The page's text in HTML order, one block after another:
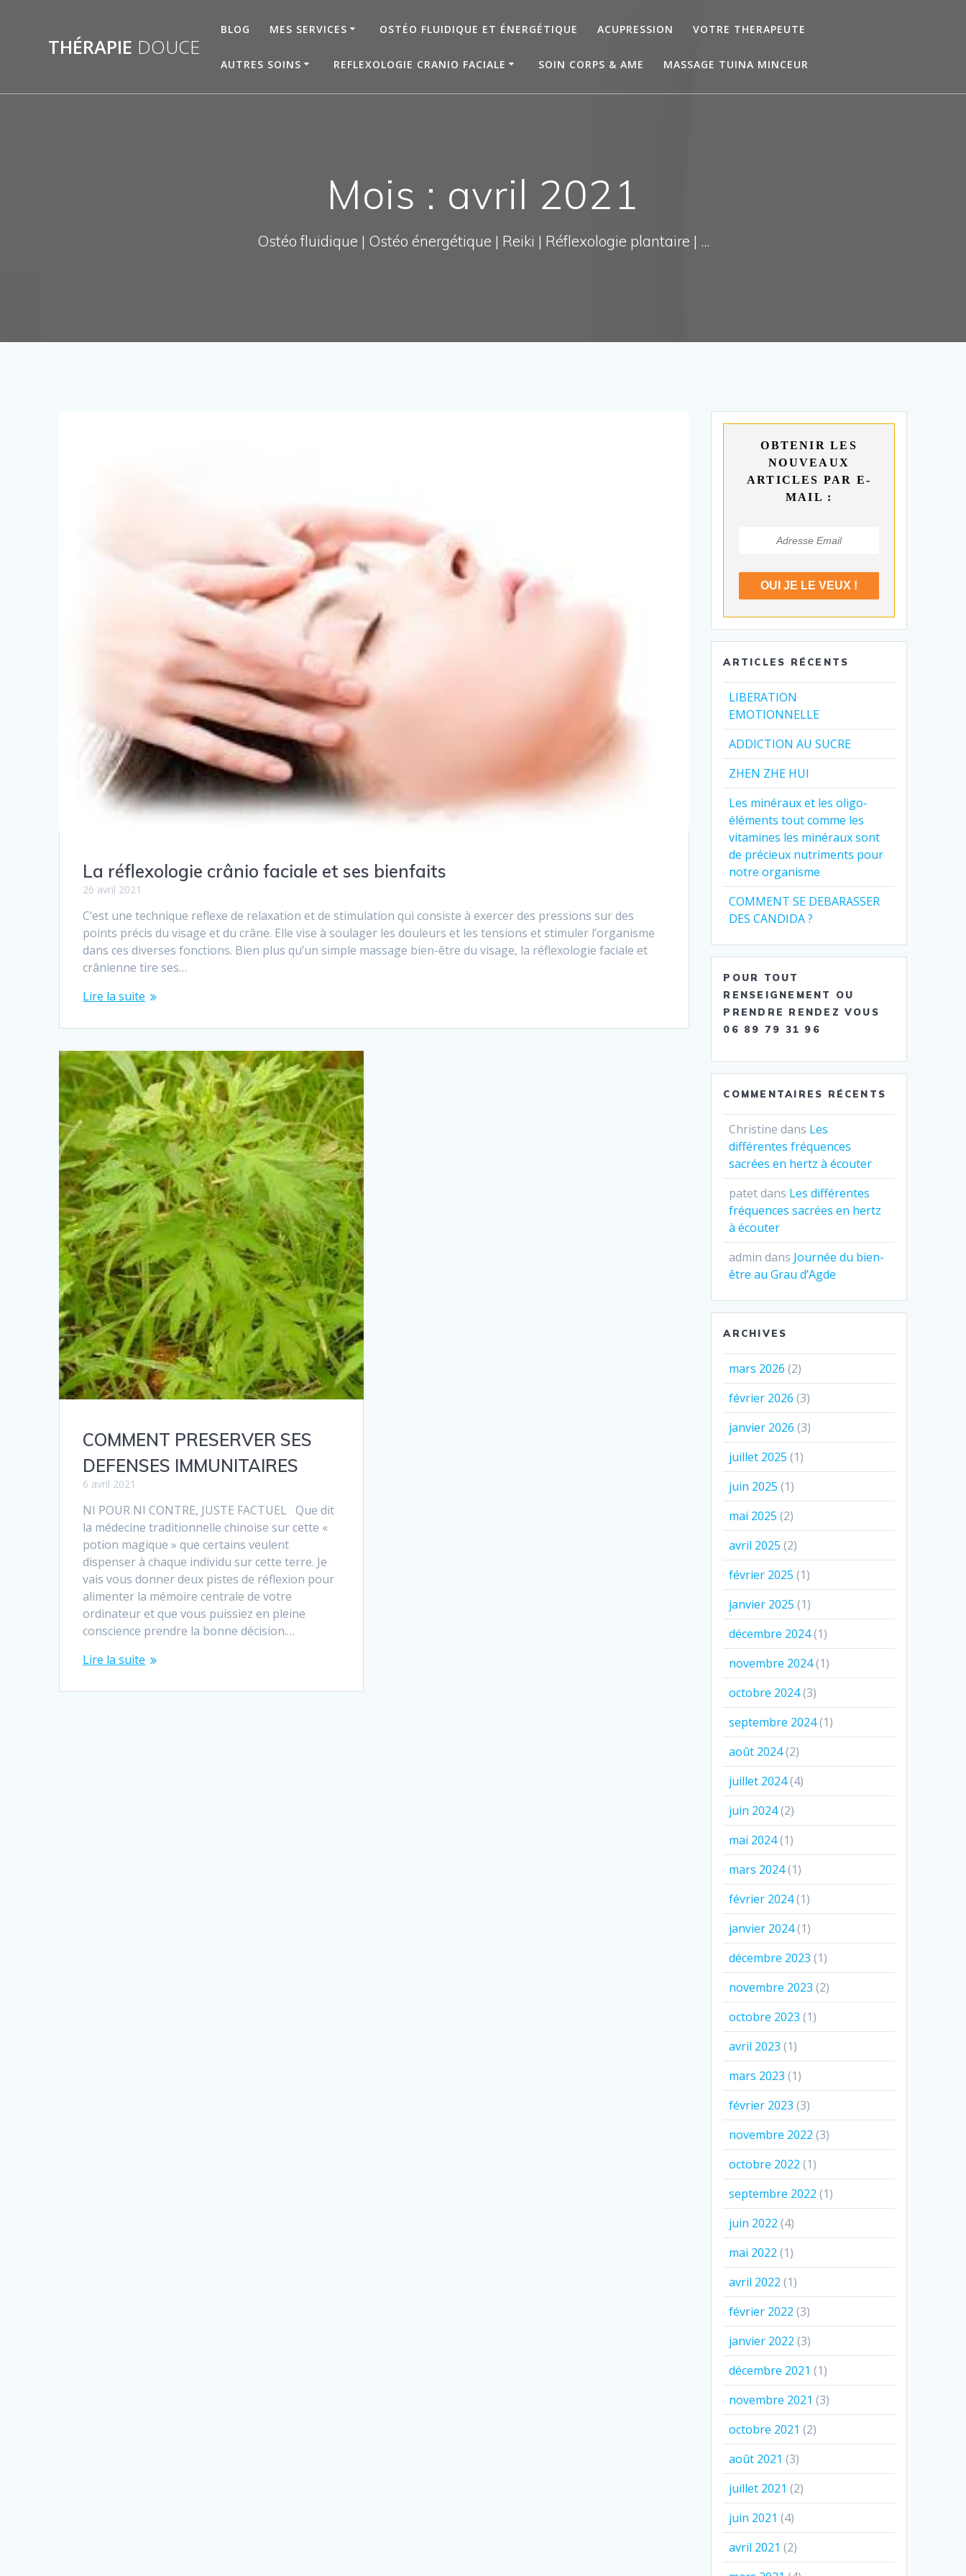
THÉRAPIE DOUCE
BLOG MES SERVICES OSTÉO FLUIDIQUE ET ÉNERGÉTIQUE ACUPRESSION VOTRE THERAPEUTE
AUTRES SOINS REFLEXOLOGIE CRANIO FACIALE SOIN CORPS & AME MASSAGE TUINA MINCEUR
Mois : avril 2021
Ostéo fluidique | Ostéo énergétique | Reiki | Réflexologie plantaire | ...
La réflexologie crânio faciale et ses bienfaits
26 avril 2021
C‘est une technique reflexe de relaxation et de stimulation qui consiste à exercer des pressions sur des
points précis du visage et du crâne. Elle vise à soulager les douleurs et les tensions et stimuler l’organisme
dans ces diverses fonctions. Bien plus qu’un simple massage bien-être du visage, la réflexologie faciale et
crânienne tire ses…
Lire la suite
COMMENT PRESERVER SES
DEFENSES IMMUNITAIRES
6 avril 2021
NI POUR NI CONTRE, JUSTE FACTUEL Que dit
la médecine traditionnelle chinoise sur cette «
potion magique » que certains veulent
dispenser à chaque individu sur cette terre. Je
vais vous donner deux pistes de réflexion pour
alimenter la mémoire centrale de votre
ordinateur et que vous puissiez en pleine
conscience prendre la bonne décision.…
Lire la suite
OBTENIR LES
NOUVEAUX
ARTICLES PAR E-
MAIL :
ARTICLES RÉCENTS
LIBERATION
EMOTIONNELLE
ADDICTION AU SUCRE
ZHEN ZHE HUI
Les minéraux et les oligo-
éléments tout comme les
vitamines les minéraux sont
de précieux nutriments pour
notre organisme
COMMENT SE DEBARASSER
DES CANDIDA ?
POUR TOUT
RENSEIGNEMENT OU
PRENDRE RENDEZ VOUS
06 89 79 31 96
COMMENTAIRES RÉCENTS
Christine dans Les
différentes fréquences
sacrées en hertz à écouter
patetdans Les différentes
fréquences sacrées en hertz
à écouter
admin dans Journée du bien-
être au Grau d’Agde
ARCHIVES
mars 2026 (2)
février 2026 (3)
janvier 2026 (3)
juillet 2025 (1)
juin 2025 (1)
mai 2025 (2)
avril 2025 (2)
février 2025 (1)
janvier 2025 (1)
décembre 2024(1)
novembre 2024(1)
octobre 2024(3)
septembre 2024(1)
août 2024(2)
juillet 2024(4)
juin 2024(2)
mai 2024(1)
mars 2024(1)
février 2024(1)
janvier 2024(1)
décembre 2023 (1)
novembre 2023 (2)
octobre 2023 (1)
avril 2023 (1)
mars 2023 (1)
février 2023 (3)
novembre 2022 (3)
octobre 2022 (1)
septembre 2022 (1)
juin 2022 (4)
mai 2022 (1)
avril 2022 (1)
février 2022 (3)
janvier 2022 (3)
décembre 2021 (1)
novembre 2021 (3)
octobre 2021 (2)
août 2021 (3)
juillet 2021 (2)
juin 2021 (4)
avril 2021 (2)